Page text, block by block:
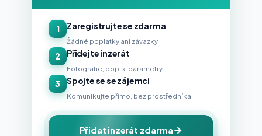
1 Zaregistrujte se zdarma
Žádné poplatky ani závazky
2 Přidejte inzerát
Fotografie, popis, parametry
3 Spojte se se zájemci
Komunikujte přímo, bez prostředníka
Přidat inzerát zdarma